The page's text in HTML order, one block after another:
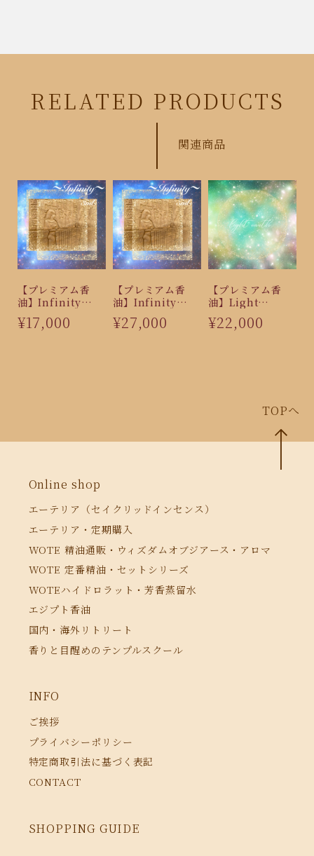
RELATED PRODUCTS
関連商品
【プレミアム香
油】Infinity
（3ml）
¥17,000
【プレミアム香
油】Infinity
（5ml）
¥27,000
【プレミアム香
油】Light
Earth（5ml）
¥22,000
Online shop
エーテリア（セイクリッドインセンス）
エーテリア・定期購入
WOTE 精油通販・ウィズダムオブジアース・アロマ
WOTE 定番精油・セットシリーズ
WOTEハイドロラット・芳香蒸留水
エジプト香油
国内・海外リトリート
香りと目醒めのテンプルスクール
INFO
ご挨拶
プライバシーポリシー
特定商取引法に基づく表記
CONTACT
SHOPPING GUIDE
TOPへ